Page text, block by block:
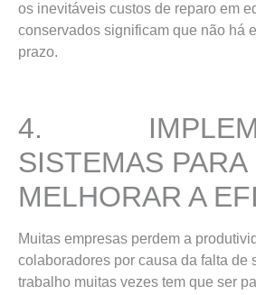
os inevitáveis custos de reparo em
conservados significam que não há
prazo.
4.
SISTEMAS PARA
MELHORAR A
Muitas empresas perdem a
colaboradores por causa da falta de
trabalho muitas vezes tem que ser